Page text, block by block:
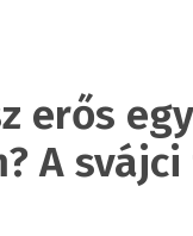
erős egy
A